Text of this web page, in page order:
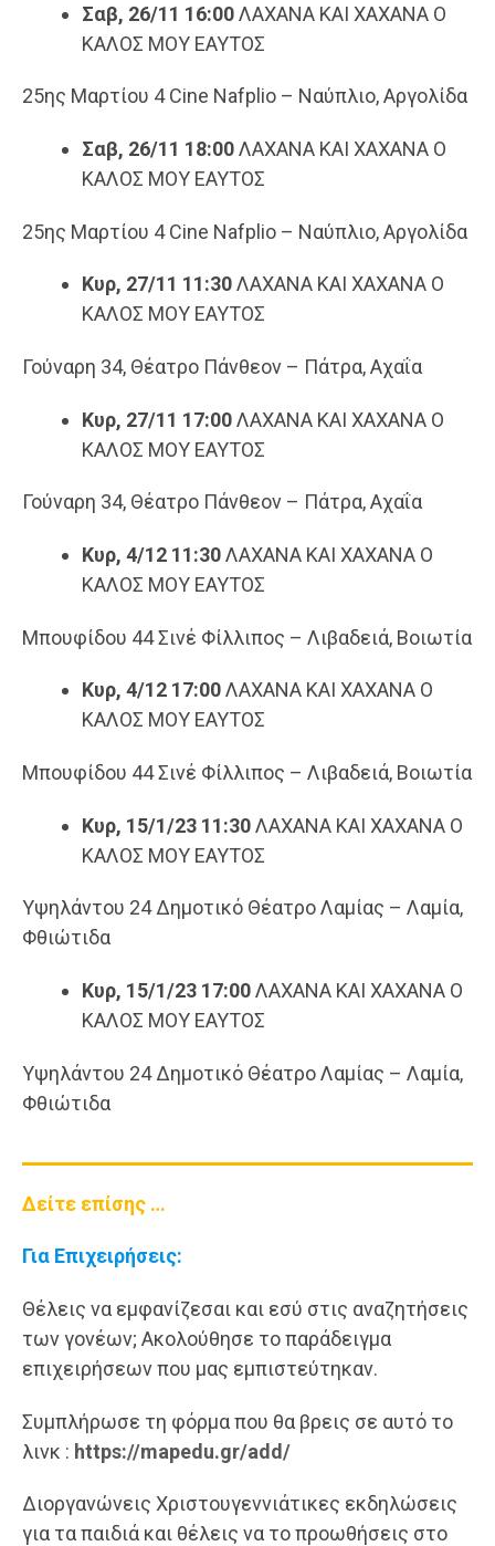
Σαβ, 26/11 16:00ΛΑΧΑΝΑ ΚΑΙ ΧΑΧΑΝΑ Ο
ΚΑΛΟΣ ΜΟΥ ΕΑΥΤΟΣ
25ης Μαρτίου 4 Cine Nafplio – Ναύπλιο, Αργολίδα
Σαβ, 26/11 18:00ΛΑΧΑΝΑ ΚΑΙ ΧΑΧΑΝΑ Ο
ΚΑΛΟΣ ΜΟΥ ΕΑΥΤΟΣ
25ης Μαρτίου 4 Cine Nafplio – Ναύπλιο, Αργολίδα
Κυρ, 27/11 11:30ΛΑΧΑΝΑ ΚΑΙ ΧΑΧΑΝΑ Ο
ΚΑΛΟΣ ΜΟΥ ΕΑΥΤΟΣ
Γούναρη 34, Θέατρο Πάνθεον – Πάτρα, Αχαΐα
Κυρ, 27/11 17:00ΛΑΧΑΝΑ ΚΑΙ ΧΑΧΑΝΑ Ο
ΚΑΛΟΣ ΜΟΥ ΕΑΥΤΟΣ
Γούναρη 34, Θέατρο Πάνθεον – Πάτρα, Αχαΐα
Κυρ, 4/12 11:30ΛΑΧΑΝΑ ΚΑΙ ΧΑΧΑΝΑ Ο
ΚΑΛΟΣ ΜΟΥ ΕΑΥΤΟΣ
Μπουφίδου 44 Σινέ Φίλλιπος – Λιβαδειά, Βοιωτία
Κυρ, 4/12 17:00ΛΑΧΑΝΑ ΚΑΙ ΧΑΧΑΝΑ Ο
ΚΑΛΟΣ ΜΟΥ ΕΑΥΤΟΣ
Μπουφίδου 44 Σινέ Φίλλιπος – Λιβαδειά, Βοιωτία
Κυρ, 15/1/23 11:30ΛΑΧΑΝΑ ΚΑΙ ΧΑΧΑΝΑ Ο
ΚΑΛΟΣ ΜΟΥ ΕΑΥΤΟΣ
Υψηλάντου 24 Δημοτικό Θέατρο Λαμίας – Λαμία,
Φθιώτιδα
Κυρ, 15/1/23 17:00ΛΑΧΑΝΑ ΚΑΙ ΧΑΧΑΝΑ Ο
ΚΑΛΟΣ ΜΟΥ ΕΑΥΤΟΣ
Υψηλάντου 24 Δημοτικό Θέατρο Λαμίας – Λαμία,
Φθιώτιδα
Δείτε επίσης …
Για Επιχειρήσεις:
Θέλεις να εμφανίζεσαι και εσύ στις αναζητήσεις
των γονέων; Ακολούθησε το παράδειγμα
επιχειρήσεων που μας εμπιστεύτηκαν.
Συμπλήρωσε τη φόρμα που θα βρεις σε αυτό το
λινκ : https://mapedu.gr/add/
Διοργανώνεις Χριστουγεννιάτικες εκδηλώσεις
για τα παιδιά και θέλεις να το προωθήσεις στο